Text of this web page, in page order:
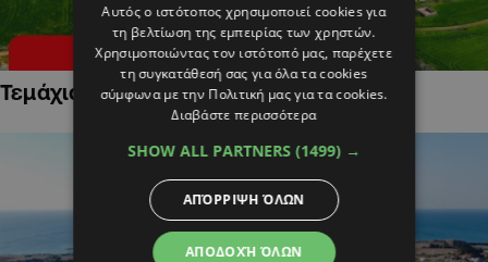
Τεμάχια Γης σε Οικιστικές Περιοχές
Αυτός ο ιστότοπος χρησιμοποιεί cookies για
τη βελτίωση της εμπειρίας των χρηστών.
Χρησιμοποιώντας τον ιστότοπό μας, παρέχετε
τη συγκατάθεσή σας για όλα τα cookies
σύμφωνα με την Πολιτική μας για τα cookies.
Διαβάστε περισσότερα
SHOW ALL PARTNERS (1499) →
ΑΠΟΔΟΧΉ ΌΛΩΝ
ΑΠΌΡΡΙΨΗ ΌΛΩΝ